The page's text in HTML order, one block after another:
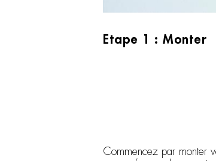
Etape 1 : Monter
Commencez par monter